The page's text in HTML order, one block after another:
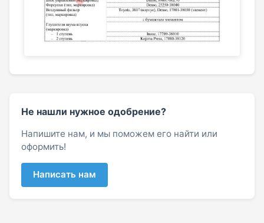
Не нашли нужное одобрение?
Напишите нам, и мы поможем его найти или
оформить!
Написать нам